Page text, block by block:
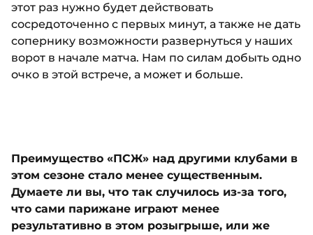
этот раз нужно будет действовать
сосредоточенно с первых минут, а также не дать
сопернику возможности развернуться у наших
ворот в начале матча. Нам по силам добыть одно
очко в этой встрече, а может и больше.
Преимущество «ПСЖ» над другими клубами в
этом сезоне стало менее существенным.
Думаете ли вы, что так случилось из-за того,
что сами парижане играют менее
результативно в этом розыгрыше, или же